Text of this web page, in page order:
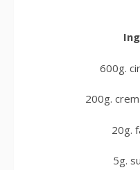
600g.
200g.
20g.
5g.